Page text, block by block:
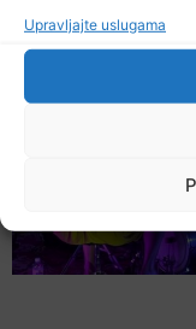
Upravljajte uslugama